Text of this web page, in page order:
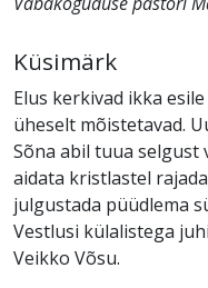
Küsimärk
Elus kerkivad ikka
üheselt mõistetavad.
Sõna abil tuua selgust
aidata kristlastel
julgustada püüdlema
Vestlusi külalistega
Veikko Võsu.